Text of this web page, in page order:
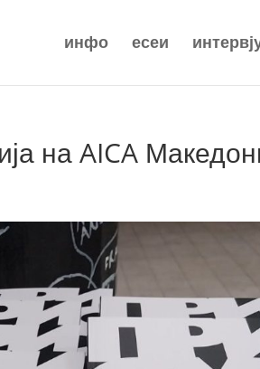
инфо есеи
на AICA